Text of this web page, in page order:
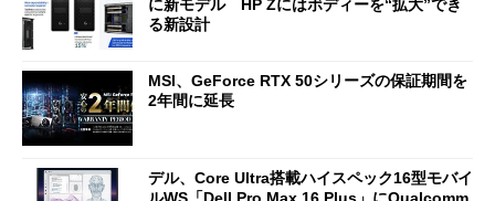
に新モデル HP Zにはボディーを“拡大”でき
る新設計
MSI、GeForce RTX 50シリーズの保証期間を
2年間に延長
デル、Core Ultra搭載ハイスペック16型モバイ
ルWS「Dell Pro Max 16 Plus」にQualcomm